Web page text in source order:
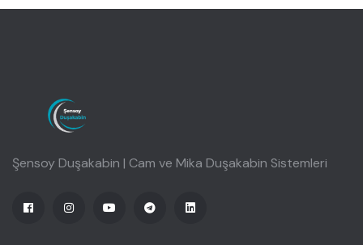
Şensoy Duşakabin | Cam ve Mika Duşakabin Sistemleri